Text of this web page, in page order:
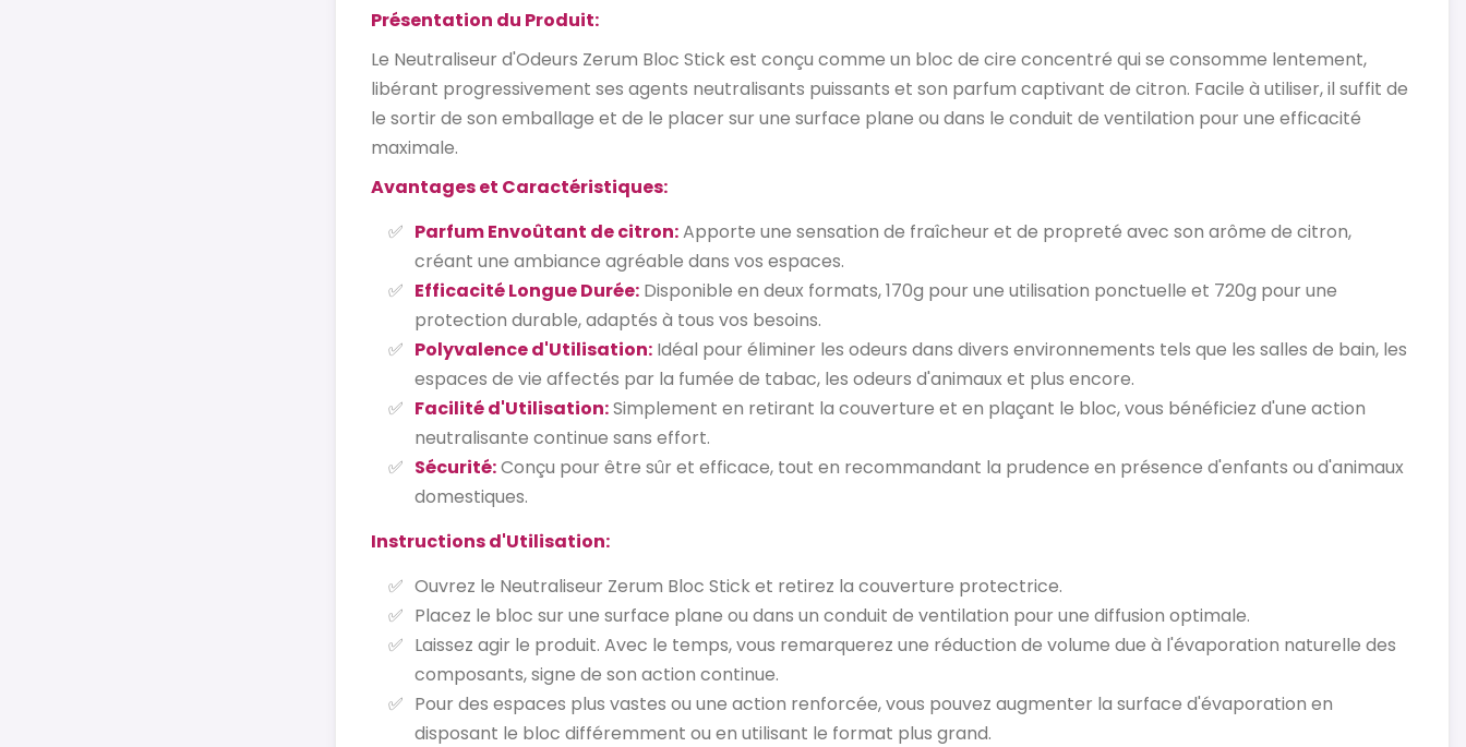
Présentation du Produit:
Le Neutraliseur d'Odeurs Zerum Bloc Stick est conçu comme un bloc de cire concentré qui se consomme lentement,
libérant progressivement ses agents neutralisants puissants et son parfum captivant de citron. Facile à utiliser, il suffit de
le sortir de son emballage et de le placer sur une surface plane ou dans le conduit de ventilation pour une efficacité
maximale.
Avantages et Caractéristiques:
Parfum Envoûtant de citron:Apporte une sensation de fraîcheur et de propreté avec son arôme de citron,
créant une ambiance agréable dans vos espaces.
Efficacité Longue Durée: Disponible en deux formats, 170g pour une utilisation ponctuelle et 720g pour une
protection durable, adaptés à tous vos besoins.
Polyvalence d'Utilisation: Idéal pour éliminer les odeurs dans divers environnements tels que les salles de bain, les
espaces de vie affectés par la fumée de tabac, les odeurs d'animaux et plus encore.
Facilité d'Utilisation:Simplement en retirant la couverture et en plaçant le bloc, vous bénéficiez d'une action
neutralisante continue sans effort.
Sécurité:Conçu pour être sûr et efficace, tout en recommandant la prudence en présence d'enfants ou d'animaux
domestiques.
Instructions d'Utilisation:
Ouvrez le Neutraliseur Zerum Bloc Stick et retirez la couverture protectrice.
Placez le bloc sur une surface plane ou dans un conduit de ventilation pour une diffusion optimale.
Laissez agir le produit. Avec le temps, vous remarquerez une réduction de volume due à l'évaporation naturelle des
composants, signe de son action continue.
Pour des espaces plus vastes ou une action renforcée, vous pouvez augmenter la surface d'évaporation en
disposant le bloc différemment ou en utilisant le format plus grand.